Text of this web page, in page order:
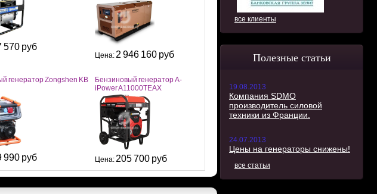
все клиенты
Полезные статьи
19.08.2013
Компания SDMO
производитель силовой
техники из Франции.
24.07.2013
Цены на генераторы снижены!
все статьи
570 руб
Цена: 2 946 160 руб
генератор Zongshen KB
990 руб
Бензиновый генератор A-
iPower A11000TEAX
Цена: 205 700 руб